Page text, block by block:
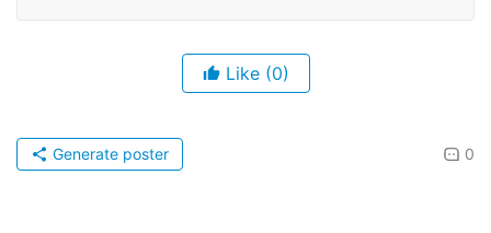
Like (0)
0
Generate poster